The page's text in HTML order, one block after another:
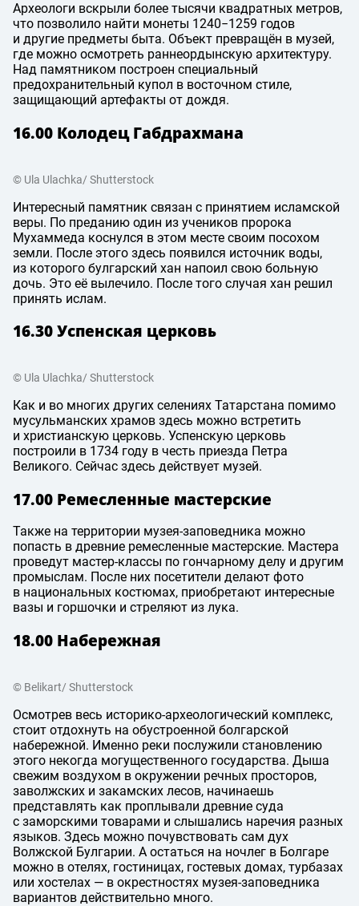
Археологи вскрыли более тысячи квадратных метров,
что позволило найти монеты 1240−1259 годов
и другие предметы быта. Объект превращён в музей,
где можно осмотреть раннеордынскую архитектуру.
Над памятником построен специальный
предохранительный купол в восточном стиле,
защищающий артефакты от дождя.
16.00 Колодец Габдрахмана
© Ula Ulachka/ Shutterstock
Интересный памятник связан с принятием исламской
веры. По преданию один из учеников пророка
Мухаммеда коснулся в этом месте своим посохом
земли. После этого здесь появился источник воды,
из которого булгарский хан напоил свою больную
дочь. Это её вылечило. После того случая хан решил
принять ислам.
16.30 Успенская церковь
© Ula Ulachka/ Shutterstock
Как и во многих других селениях Татарстана помимо
мусульманских храмов здесь можно встретить
и христианскую церковь. Успенскую церковь
построили в 1734 году в честь приезда Петра
Великого. Сейчас здесь действует музей.
17.00 Ремесленные мастерские
Также на территории музея-заповедника можно
попасть в древние ремесленные мастерские. Мастера
проведут мастер-классы по гончарному делу и другим
промыслам. После них посетители делают фото
в национальных костюмах, приобретают интересные
вазы и горшочки и стреляют из лука.
18.00 Набережная
© Belikart/ Shutterstock
Осмотрев весь историко-археологический комплекс,
стоит отдохнуть на обустроенной болгарской
набережной. Именно реки послужили становлению
этого некогда могущественного государства. Дыша
свежим воздухом в окружении речных просторов,
заволжских и закамских лесов, начинаешь
представлять как проплывали древние суда
с заморскими товарами и слышались наречия разных
языков. Здесь можно почувствовать сам дух
Волжской Булгарии. А остаться на ночлег в Болгаре
можно в отелях, гостиницах, гостевых домах, турбазах
или хостелах — в окрестностях музея-заповедника
вариантов действительно много.